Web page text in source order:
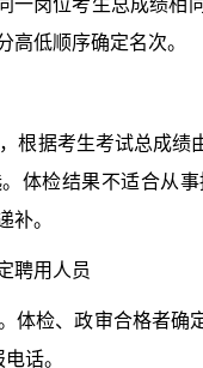
低顺序确定名次。
据考生考试总成绩
体检结果不适合从
。
用人员
检、政审合格者确
话。